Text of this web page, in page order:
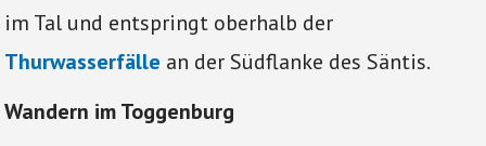
im Tal und entspringt oberhalb der
Thurwasserfälle an der Südflanke des Säntis.
Wandern im Toggenburg